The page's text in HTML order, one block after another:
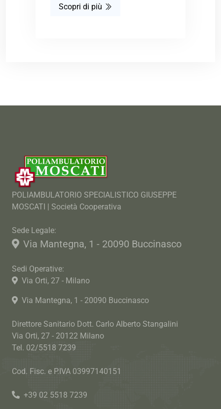
Scopri di più
POLIAMBULATORIO SPECIALISTICO GIUSEPPE
MOSCATI | Società Cooperativa
Sede Legale:
Via Mantegna, 1 - 20090 Buccinasco
Sedi Operative:
Via Orti, 27 - Milano
Via Mantegna, 1 - 20090 Buccinasco
Direttore Sanitario Dott. Carlo Alberto Stangalini
Via Orti, 27 - 20122 Milano
Tel. 02/5518 7239
Cod. Fisc. e P.IVA 03997140151
+39 02 5518 7239